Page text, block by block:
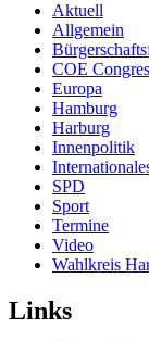
Aktuell
Allgemein
COE
Europa
Hamburg
Harburg
Innenpolitik
SPD
Sport
Termine
Video
Wahlkreis
Links